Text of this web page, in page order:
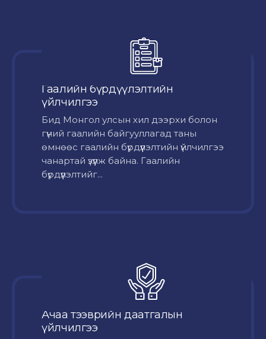
Гаалийн бүрдүүлэлтийн
үйлчилгээ
Бид Монгол улсын хил дээрхи болон
гүний гаалийн байгууллагад таны
өмнөөс гаалийн бүрдүүлэлтийн үйлчилгээ
чанартай үзүүлж байна. Гаалийн
бүрдүүлэлтийг...
Ачаа тээврийн даатгалын
үйлчилгээ